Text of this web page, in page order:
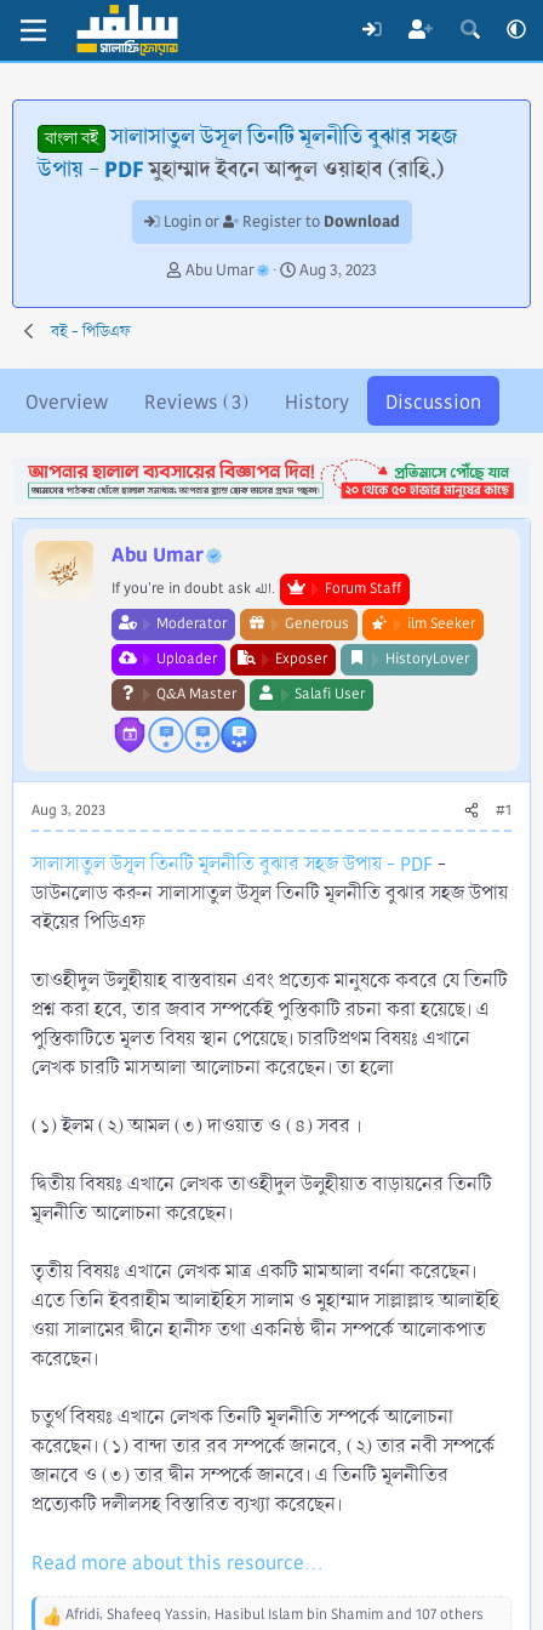
বাংলা বই সালাসাতুল উসূল তিনটি মূলনীতি বুঝার সহজ
উপায় - PDFমুহাম্মাদ ইবনে আব্দুল ওয়াহাব (রাহি.)
Login or Register to Download
T
r
s
t
r
t
e
r
Abu Umar
S
a
a
t
Aug 3, 2023
বই - পিডিএফ
Overview Reviews (3) History Discussion
Abu Umar
If you're in doubt ask الله.
Forum Staff
Moderator
Generous
ilm Seeker
Uploader
Exposer
HistoryLover
Q&A Master
Salafi User
Aug 3, 2023 #1
সালাসাতুল উসূল তিনটি মূলনীতি বুঝার সহজ উপায় - PDF-
ডাউনলোড করুন সালাসাতুল উসূল তিনটি মূলনীতি বুঝার সহজ উপায়
বইয়ের পিডিএফ
তাওহীদুল উলুহীয়াহ বাস্তবায়ন এবং প্রত্যেক মানুষকে কবরে যে তিনটি
প্রশ্ন করা হবে, তার জবাব সম্পর্কেই পুস্তিকাটি রচনা করা হয়েছে। এ
পুস্তিকাটিতে মূলত বিষয় স্থান পেয়েছে। চারটিপ্রথম বিষয়ঃ এখানে
লেখক চারটি মাসআলা আলোচনা করেছেন। তা হলো
(১) ইলম (২) আমল (৩) দাওয়াত ও (৪) সবর ।
দ্বিতীয় বিষয়ঃ এখানে লেখক তাওহীদুল উলুহীয়াত বাড়ায়নের তিনটি
মূলনীতি আলোচনা করেছেন।
তৃতীয় বিষয়ঃ এখানে লেখক মাত্র একটি মামআলা বর্ণনা করেছেন।
এতে তিনি ইবরাহীম আলাইহিস সালাম ও মুহাম্মাদ সাল্লাল্লাহু আলাইহি
ওয়া সালামের দ্বীনে হানীফ তথা একনিষ্ঠ দ্বীন সম্পর্কে আলোকপাত
করেছেন।
চতুর্থ বিষয়ঃ এখানে লেখক তিনটি মূলনীতি সম্পর্কে আলোচনা
করেছেন। (১) বান্দা তার রব সম্পর্কে জানবে, (২) তার নবী সম্পর্কে
জানবে ও (৩) তার দ্বীন সম্পর্কে জানবে। এ তিনটি মূলনীতির
প্রত্যেকটি দলীলসহ বিস্তারিত ব্যখ্যা করেছেন।
Read more about this resource...
R
Afridi, Shafeeq Yassin, Hasibul Islam bin Shamimand 107 others